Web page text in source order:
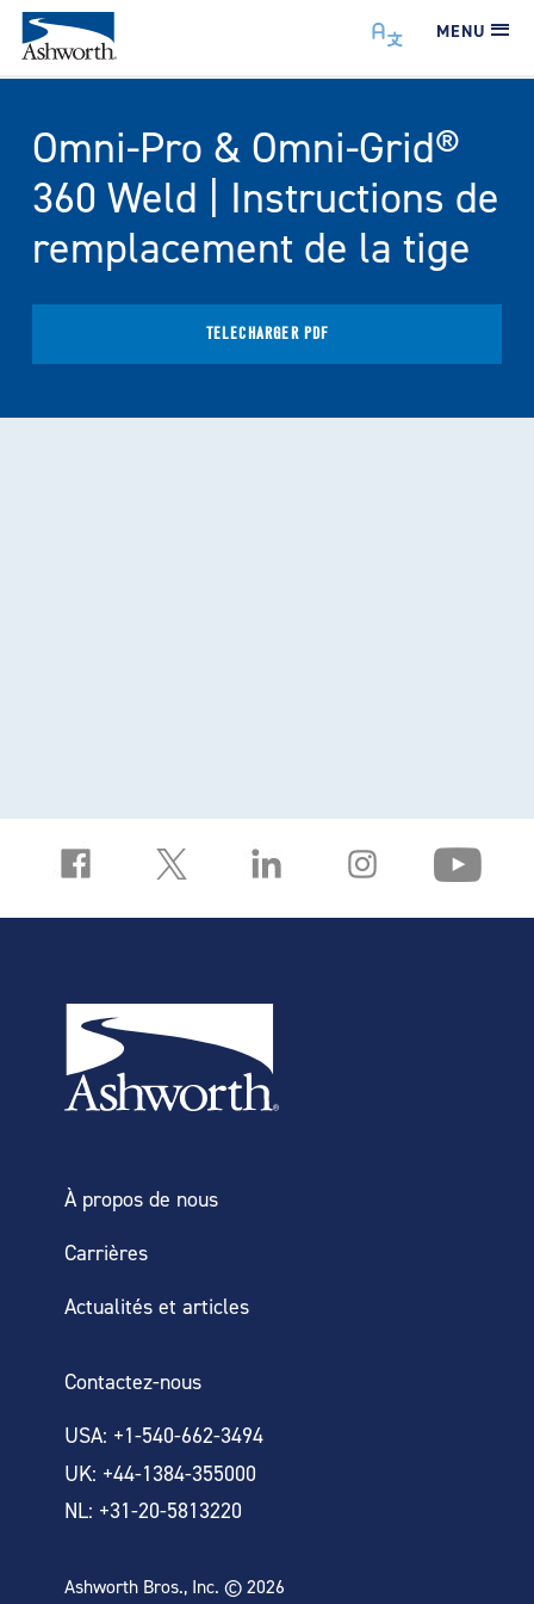
MENU
Omni-Pro & Omni-Grid®
360 Weld | Instructions de
remplacement de la tige
TÉLÉCHARGER PDF
À propos de nous
Carrières
Actualités et articles
Contactez-nous
USA: +1-540-662-3494
UK: +44-1384-355000
NL: +31-20-5813220
Ashworth Bros., Inc. © 2026